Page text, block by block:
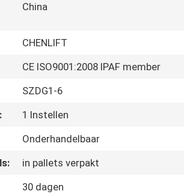
China
CHENLIFT
CE ISO9001:2008 IPAF member
SZDG1-6
1 Instellen
Onderhandelbaar
in pallets verpakt
30 dagen